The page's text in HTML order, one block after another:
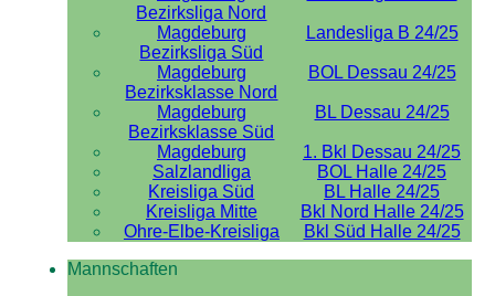
Bezirksliga Nord
Magdeburg
Landesliga B 24/25
Bezirksliga Süd
Magdeburg
BOL Dessau 24/25
Bezirksklasse Nord
Magdeburg
BL Dessau 24/25
Bezirksklasse Süd
Magdeburg
1. Bkl Dessau 24/25
Salzlandliga
BOL Halle 24/25
Kreisliga Süd
BL Halle 24/25
Kreisliga Mitte
Bkl Nord Halle 24/25
Ohre-Elbe-Kreisliga
Bkl Süd Halle 24/25
Mannschaften